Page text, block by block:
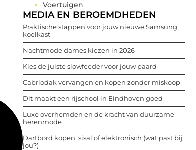
Voertuigen
MEDIA EN BEROEMDHEDEN
Praktische stappen voor jouw nieuwe Samsung
koelkast
Nachtmode dames kiezen in 2026
Kies de juiste slowfeeder voor jouw paard
Cabriodak vervangen en kopen zonder miskoop
Dit maakt een rijschool in Eindhoven goed
Luxe overhemden en de kracht van duurzame
herenmode
Dartbord kopen: sisal of elektronisch (wat past bij
jou?)